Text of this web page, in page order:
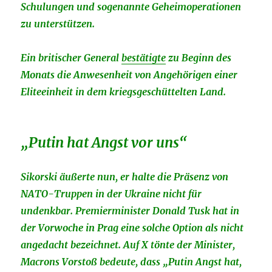
Schulungen und sogenannte Geheimoperationen
zu unterstützen.
Ein britischer Generalbestätigte zu Beginn des
Monats die Anwesenheit von Angehörigen einer
Eliteeinheit in dem kriegsgeschüttelten Land.
„Putin hat Angst vor uns“
Sikorski äußerte nun, er halte die Präsenz von
NATO-Truppen in der Ukraine nicht für
undenkbar. Premierminister Donald Tusk hat in
der Vorwoche in Prag eine solche Option als nicht
angedacht bezeichnet. Auf X tönte der Minister,
Macrons Vorstoß bedeute, dass „Putin Angst hat,